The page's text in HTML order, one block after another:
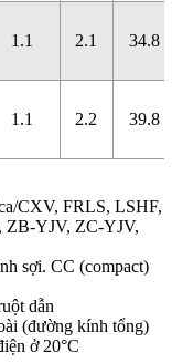
1.1 2.1 34.8
1.1 2.2 39.8
CXV, FRLS, LSHF,
ZB-YJV, ZC-YJV,
sợi. CC (compact)
dẫn
(đường kính tổng)
ở 20°C